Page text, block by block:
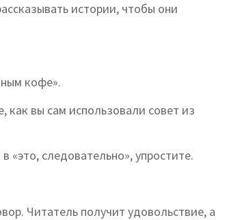
истории, чтобы они
кофе».
как вы сам использовали совет из
«это, следовательно», упростите.
Читатель получит удовольствие, а